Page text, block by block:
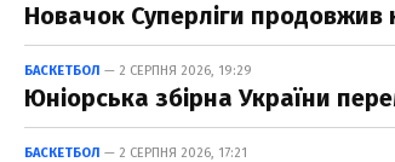
Новачок Суперліги
БАСКЕТБОЛ — 2 СЕРПНЯ 2026, 19:29
Юніорська збірна України
БАСКЕТБОЛ — 2 СЕРПНЯ 2026, 17:21